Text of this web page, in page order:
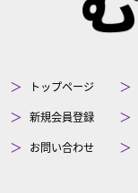
トップページ
新規会員登録
お問い合わせ